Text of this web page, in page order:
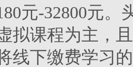
元-32800元
拟课程为主，
线下缴费学习